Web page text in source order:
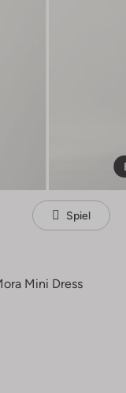
Spiel
Mini Dress